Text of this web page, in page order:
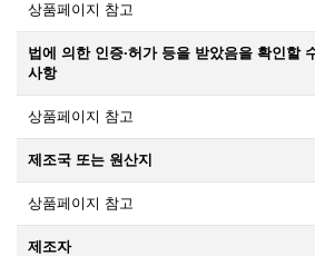
상품페이지 참고
법에 의한 인증·허가 등을 받았음을 확인할
사항
상품페이지 참고
제조국 또는 원산지
상품페이지 참고
제조자